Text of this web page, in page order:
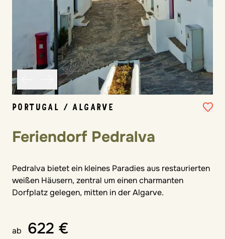
PORTUGAL / ALGARVE
Feriendorf Pedralva
Pedralva bietet ein kleines Paradies aus restaurierten
weißen Häusern, zentral um einen charmanten
Dorfplatz gelegen, mitten in der Algarve.
ab 622 €